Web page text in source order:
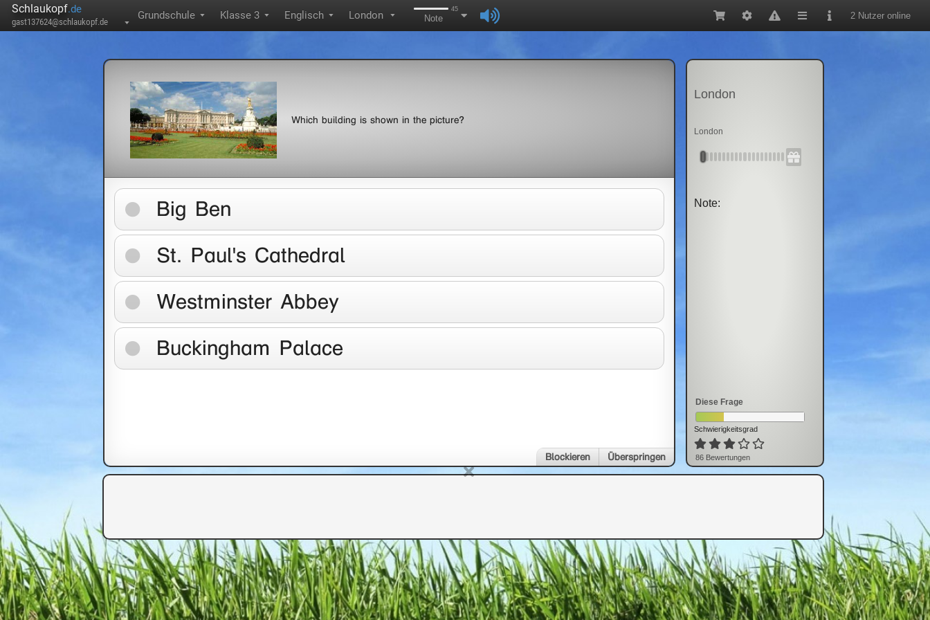
Schlaukopf.de
gast137624@schlaukopf.de ▼
Grundschule ▼ Klasse 3 ▼ Englisch ▼ London ▼
45
Note 2 Nutzer online
Which building is shown in the picture?
Big Ben
St. Paul's Cathedral
Westminster Abbey
Buckingham Palace
Blockieren Überspringen
London
London
Note:
Diese Frage
Schwierigkeitsgrad
86 Bewertungen